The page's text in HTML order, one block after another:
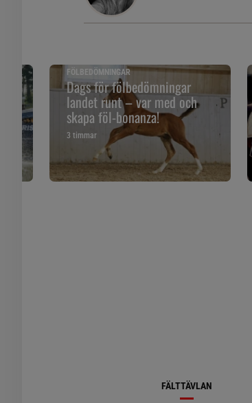
FÖLBEDÖMNINGAR
Dags för fölbedömningar
landet runt – var med och
skapa föl-bonanza!
3 timmar
FÄLTTÄVLAN